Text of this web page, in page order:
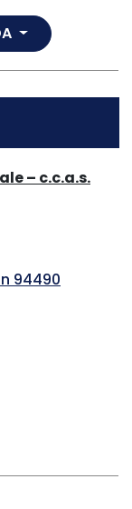
– c.c.a.s.
94490